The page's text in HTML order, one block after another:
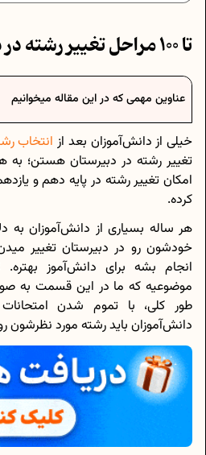
0 تا 100 مراحل تغییر رشته در دبیرستان
عناوین مهمی که در این مقاله میخوانیم
خیلی از دانش‌آموزان بعد از انتخاب
تغییر رشته در دبیرستان هستن؛
امکان تغییر رشته در پایه دهم و
کرده.
هر ساله بسیاری از دانش‌آموزان به
خودشون رو در دبیرستان تغییر
انجام بشه برای دانش‌آموز بهتره.
موضوعیه که ما در این قسمت به
طور کلی، با تموم شدن
دانش‌آموزان باید رشته مورد نظرشون